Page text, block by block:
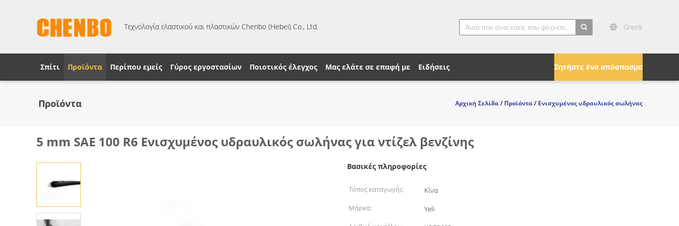
Τεχνολογία ελαστικού και πλαστικών Chenbo (Hebei) Co., Ltd.
Greek
Ζητήστε ένα απόσπασμα
Σπίτι Προϊόντα Περίπου εμείς Γύρος εργοστασίων Ποιοτικός έλεγχος Μας ελάτε σε επαφή με Ειδήσεις
Προϊόντα Αρχική Σελίδα/Προϊόντα/Ενισχυμένος υδραυλικός σωλήνας
5 mm SAE 100 R6 Ενισχυμένος υδραυλικός σωλήνας για ντίζελ βενζίνης
Βασικές πληροφορίες
Τόπος καταγωγής:
Κίνα
Μάρκα:
Yeli